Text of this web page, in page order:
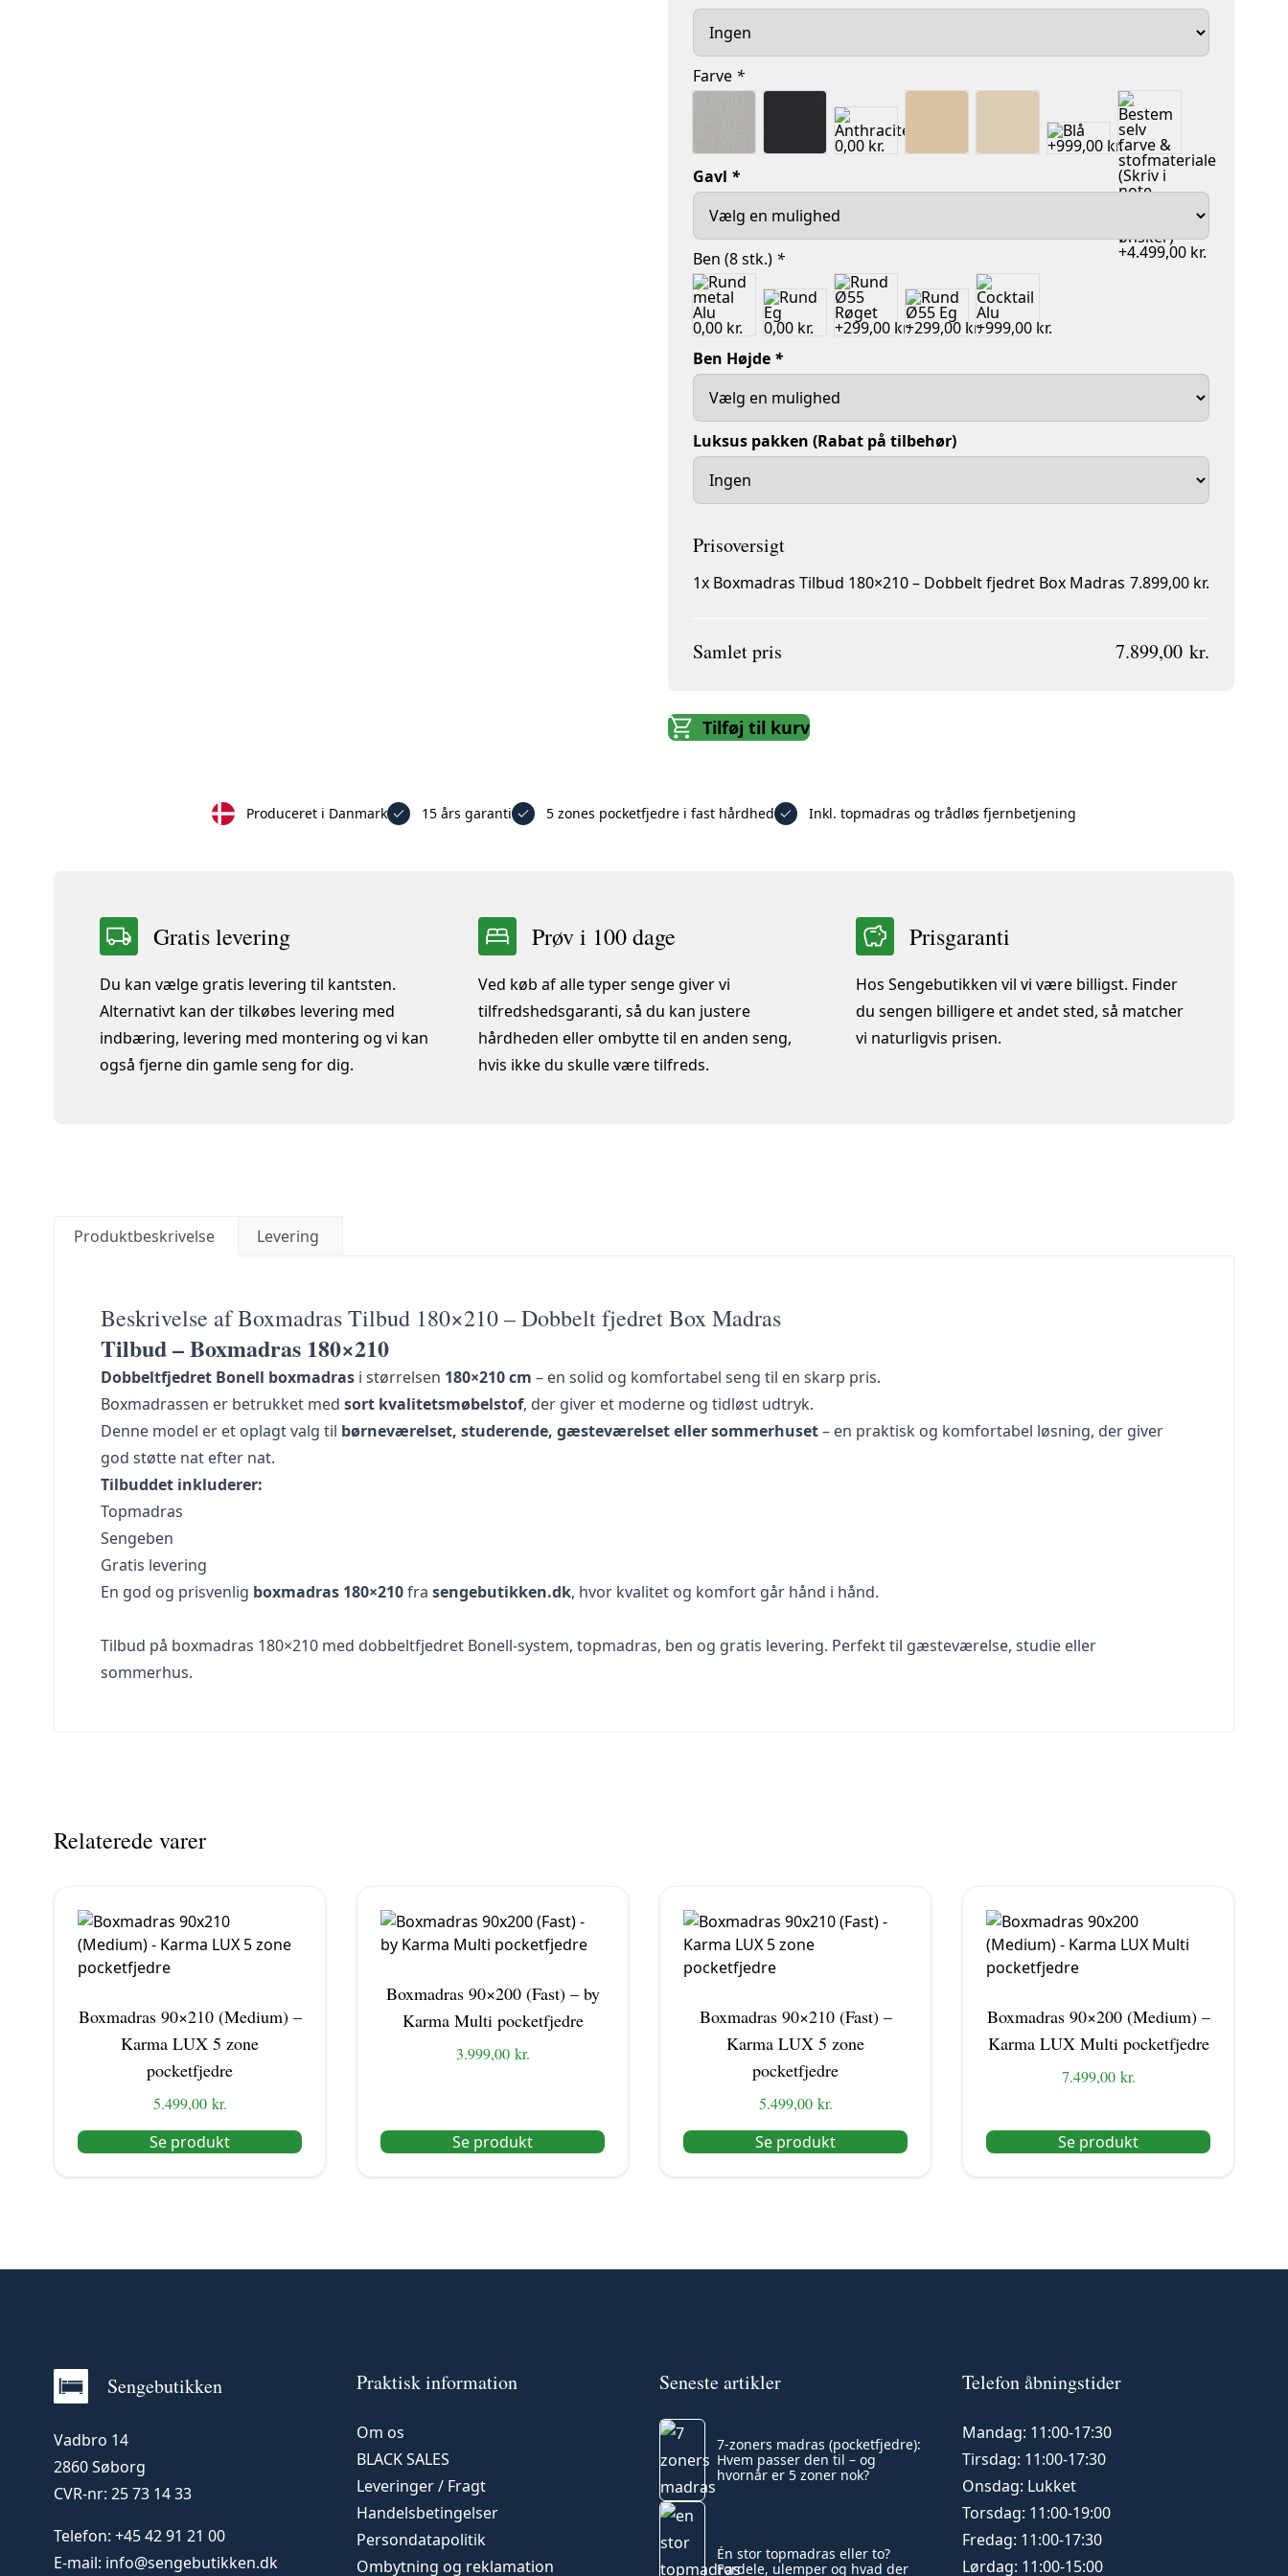
Farve *
Gavl *
Ben (8 stk.) *
Ben Højde *
Luksus pakken (Rabat på tilbehør)
1x Boxmadras Tilbud 180×210 – Dobbelt fjedret Box Madras 7.899,00 kr.
Samlet pris 7.899,00 kr.
Tilføj til kurv
Produceret i Danmark 15 års garanti 5 zones pocketfjedre i fast hårdhed Inkl. topmadras og trådløs fjernbetjening
Gratis levering
Du kan vælge gratis levering til kantsten.
Alternativt kan der tilkøbes levering med
indbæring, levering med montering og vi kan
også fjerne din gamle seng for dig.
Prøv i 100 dage
Ved køb af alle typer senge giver vi
tilfredshedsgaranti, så du kan justere
hårdheden eller ombytte til en anden seng,
hvis ikke du skulle være tilfreds.
Prisgaranti
Hos Sengebutikken vil vi være billigst. Finder
du sengen billigere et andet sted, så matcher
vi naturligvis prisen.
Produktbeskrivelse Levering
Beskrivelse af Boxmadras Tilbud 180×210 – Dobbelt fjedret Box Madras
Tilbud – Boxmadras 180×210
Dobbeltfjedret Bonell boxmadras i størrelsen 180×210 cm – en solid og komfortabel seng til en skarp pris.
Boxmadrassen er betrukket med sort kvalitetsmøbelstof, der giver et moderne og tidløst udtryk.
Denne model er et oplagt valg til børneværelset, studerende, gæsteværelset eller sommerhuset– en praktisk og komfortabel løsning, der giver
god støtte nat efter nat.
Tilbuddet inkluderer:
Topmadras
Sengeben
Gratis levering
En god og prisvenlig boxmadras 180×210fra sengebutikken.dk, hvor kvalitet og komfort går hånd i hånd.
Tilbud på boxmadras 180×210 med dobbeltfjedret Bonell-system, topmadras, ben og gratis levering. Perfekt til gæsteværelse, studie eller
sommerhus.
Relaterede varer
Boxmadras 90×210 (Medium) –
Karma LUX 5 zone
pocketfjedre
5.499,00 kr.
Se produkt
Boxmadras 90×200 (Fast) – by
Karma Multi pocketfjedre
3.999,00 kr.
Se produkt
Boxmadras 90×210 (Fast) –
Karma LUX 5 zone
pocketfjedre
5.499,00 kr.
Se produkt
Boxmadras 90×200 (Medium) –
Karma LUX Multi pocketfjedre
7.499,00 kr.
Se produkt
Sengebutikken
Vadbro 14
2860 Søborg
CVR-nr: 25 73 14 33
Telefon: +45 42 91 21 00
E-mail: info@sengebutikken.dk
Praktisk information
Om os
BLACK SALES
Leveringer / Fragt
Handelsbetingelser
Persondatapolitik
Ombytning og reklamation
Seneste artikler
7-zoners madras (pocketfjedre):
Hvem passer den til – og
hvornår er 5 zoner nok?
Én stor topmadras eller to?
Fordele, ulemper og hvad der
Telefon åbningstider
Mandag: 11:00-17:30
Tirsdag: 11:00-17:30
Onsdag: Lukket
Torsdag: 11:00-19:00
Fredag: 11:00-17:30
Lørdag: 11:00-15:00